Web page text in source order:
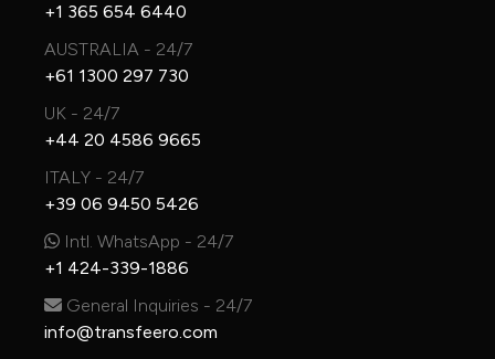
+1 365 654 6440
AUSTRALIA - 24/7
+61 1300 297 730
UK - 24/7
+44 20 4586 9665
ITALY - 24/7
+39 06 9450 5426
Intl. WhatsApp - 24/7
+1 424-339-1886
General Inquiries - 24/7
info@transfeero.com